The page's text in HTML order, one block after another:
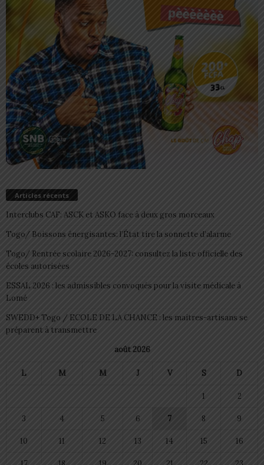
Articles récents
Interclubs CAF: ASCK et ASKO face à deux gros morceaux
Togo/ Boissons énergisantes: l’État tire la sonnette d’alarme
Togo/ Rentrée scolaire 2026-2027: consultez la liste officielle des
écoles autorisées
ESSAL 2026 : les admissibles convoqués pour la visite médicale à
Lomé
SWEDD+ Togo / ECOLE DE LA CHANCE : les maitres-artisans se
préparent à transmettre
août 2026
L M M J V S D
1 2
3 4 5 6 7 8 9
10 11 12 13 14 15 16